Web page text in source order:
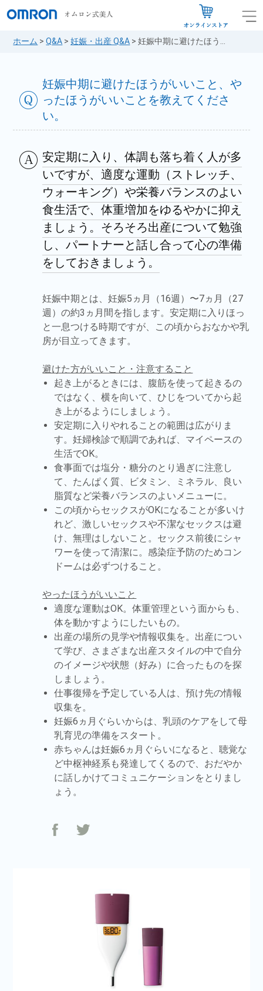
ホーム >Q&A >妊娠・出産 Q&A >妊娠中期に避けたほう...
妊娠中期に避けたほうがいいこと、や
ったほうがいいことを教えてくださ
い。
安定期に入り、体調も落ち着く人が多
いですが、適度な運動（ストレッチ、
ウォーキング）や栄養バランスのよい
食生活で、体重増加をゆるやかに抑え
ましょう。そろそろ出産について勉強
し、パートナーと話し合って心の準備
をしておきましょう。
妊娠中期とは、妊娠5ヵ月（16週）〜7ヵ月（27
週）の約3ヵ月間を指します。安定期に入りほっ
と一息つける時期ですが、この頃からおなかや乳
房が目立ってきます。
避けた方がいいこと・注意すること
起き上がるときには、腹筋を使って起きるの
ではなく、横を向いて、ひじをついてから起
き上がるようにしましょう。
安定期に入りやれることの範囲は広がりま
す。妊婦検診で順調であれば、マイペースの
生活でOK。
食事面では塩分・糖分のとり過ぎに注意し
て、たんぱく質、ビタミン、ミネラル、良い
脂質など栄養バランスのよいメニューに。
この頃からセックスがOKになることが多いけ
れど、激しいセックスや不潔なセックスは避
け、無理はしないこと。セックス前後にシャ
ワーを使って清潔に。感染症予防のためコン
ドームは必ずつけること。
やったほうがいいこと
適度な運動はOK。体重管理という面からも、
体を動かすようにしたいもの。
出産の場所の見学や情報収集を。出産につい
て学び、さまざまな出産スタイルの中で自分
のイメージや状態（好み）に合ったものを探
しましょう。
仕事復帰を予定している人は、預け先の情報
収集を。
妊娠6ヵ月ぐらいからは、乳頭のケアをして母
乳育児の準備をスタート。
赤ちゃんは妊娠6ヵ月ぐらいになると、聴覚な
ど中枢神経系も発達してくるので、おだやか
に話しかけてコミュニケーションをとりまし
ょう。